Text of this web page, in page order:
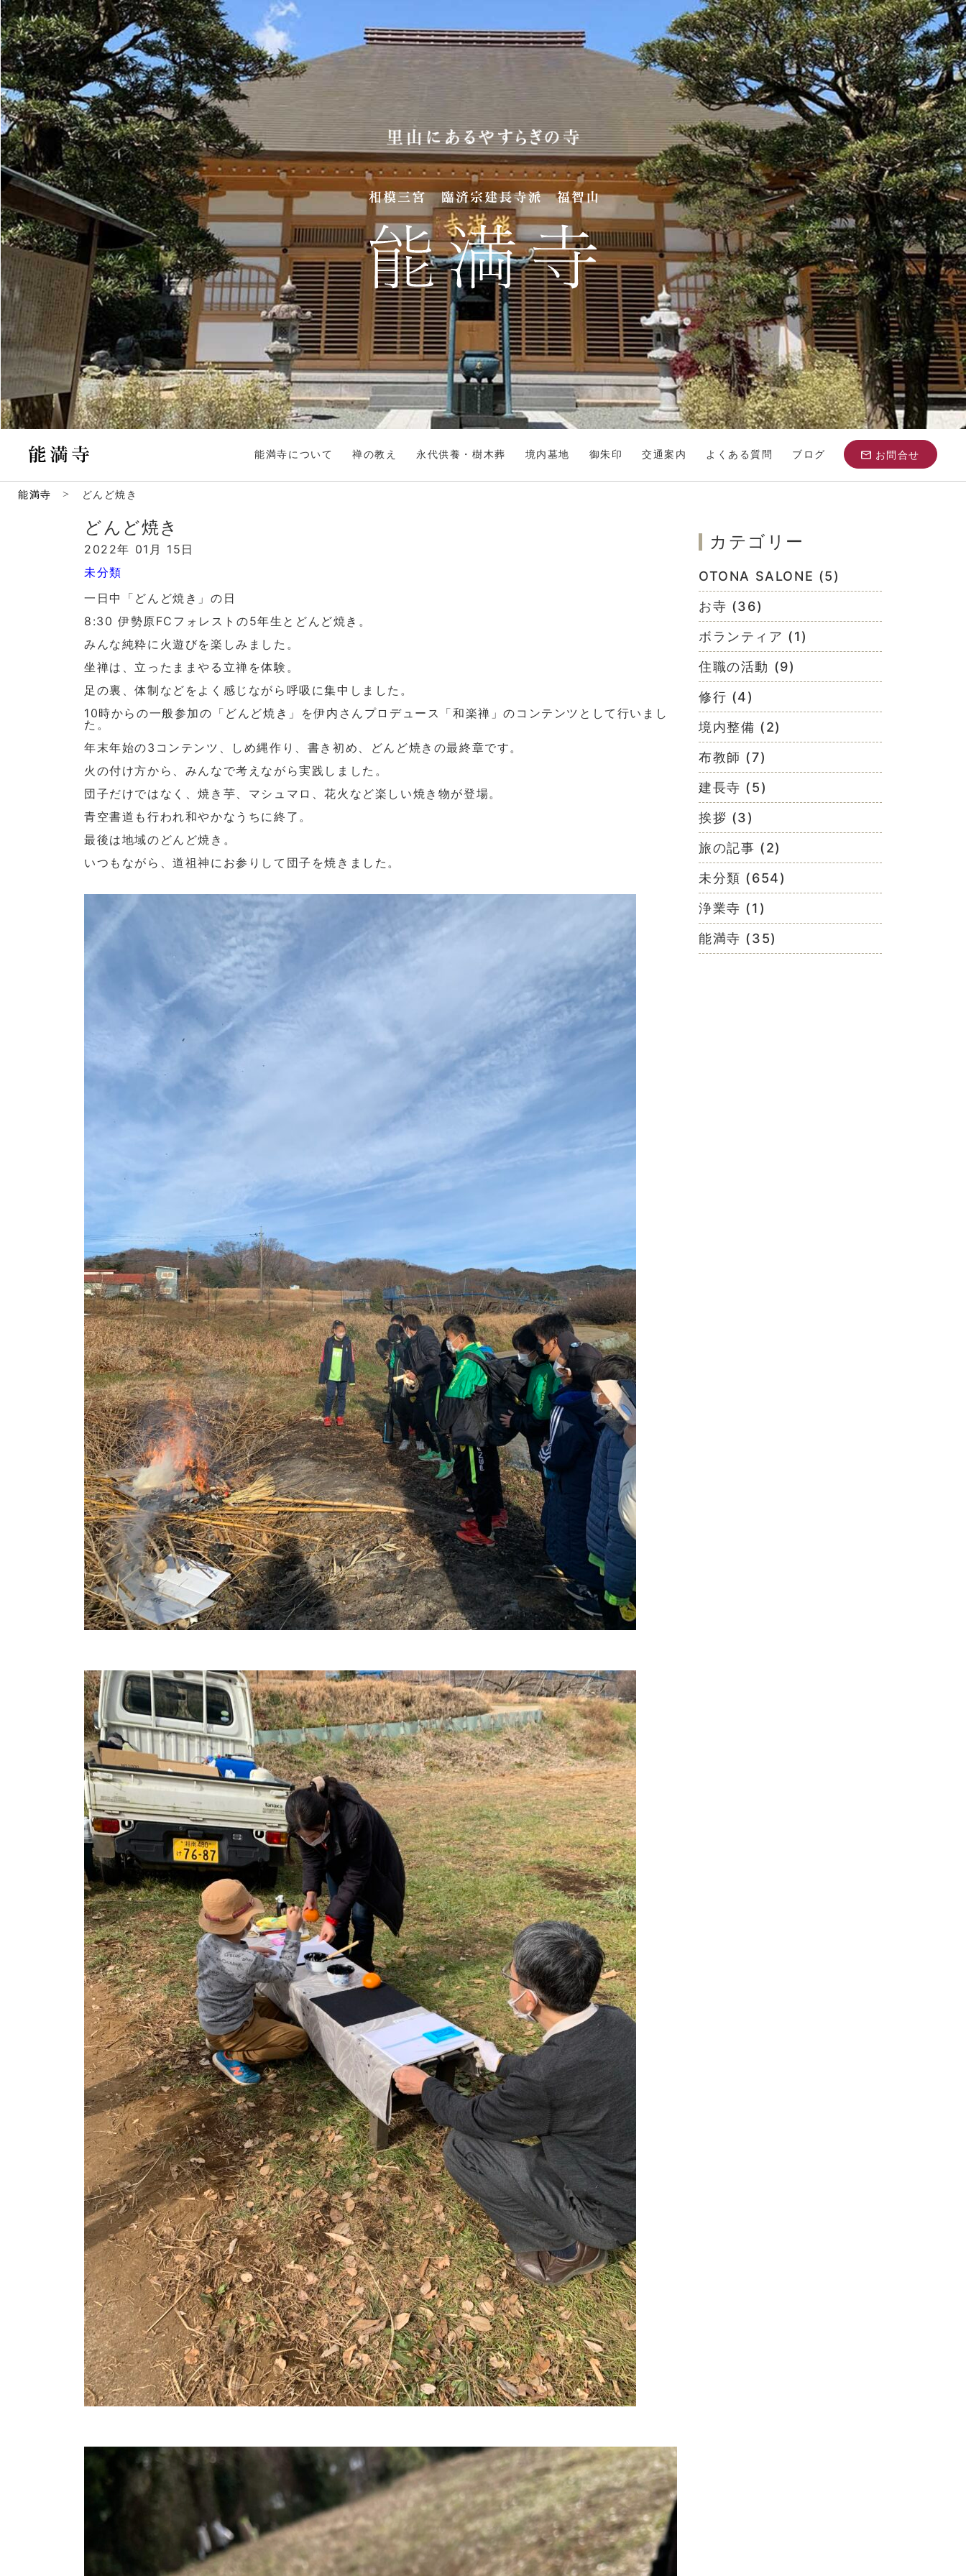
能満寺について 禅の教え 永代供養・樹木葬 境内墓地 御朱印 交通案内 よくある質問 ブログ お問合せ
能満寺 > どんど焼き
どんど焼き
2022年 01月 15日
未分類
一日中「どんど焼き」の日
8:30 伊勢原FCフォレストの5年生とどんど焼き。
みんな純粋に火遊びを楽しみました。
坐禅は、立ったままやる立禅を体験。
足の裏、体制などをよく感じながら呼吸に集中しました。
10時からの一般参加の「どんど焼き」を伊内さんプロデュース「和楽禅」のコンテンツとして行いまし
た。
年末年始の3コンテンツ、しめ縄作り、書き初め、どんど焼きの最終章です。
火の付け方から、みんなで考えながら実践しました。
団子だけではなく、焼き芋、マシュマロ、花火など楽しい焼き物が登場。
青空書道も行われ和やかなうちに終了。
最後は地域のどんど焼き。
いつもながら、道祖神にお参りして団子を焼きました。
カテゴリー
OTONA SALONE (5)
お寺 (36)
ボランティア (1)
住職の活動 (9)
修行 (4)
境内整備 (2)
布教師 (7)
建長寺 (5)
挨拶 (3)
旅の記事 (2)
未分類 (654)
浄業寺 (1)
能満寺 (35)